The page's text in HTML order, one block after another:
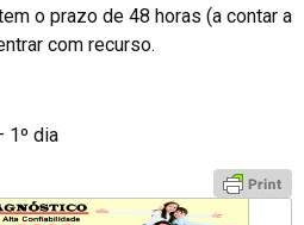
o prazo de 48 horas (a contar a
com recurso.
1º dia